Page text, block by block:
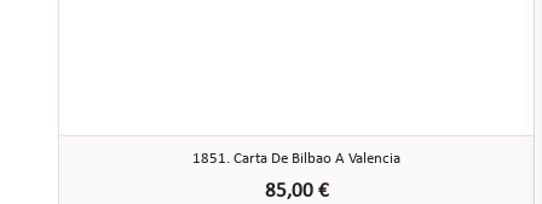
1851. Carta De Bilbao A Valencia
85,00 €